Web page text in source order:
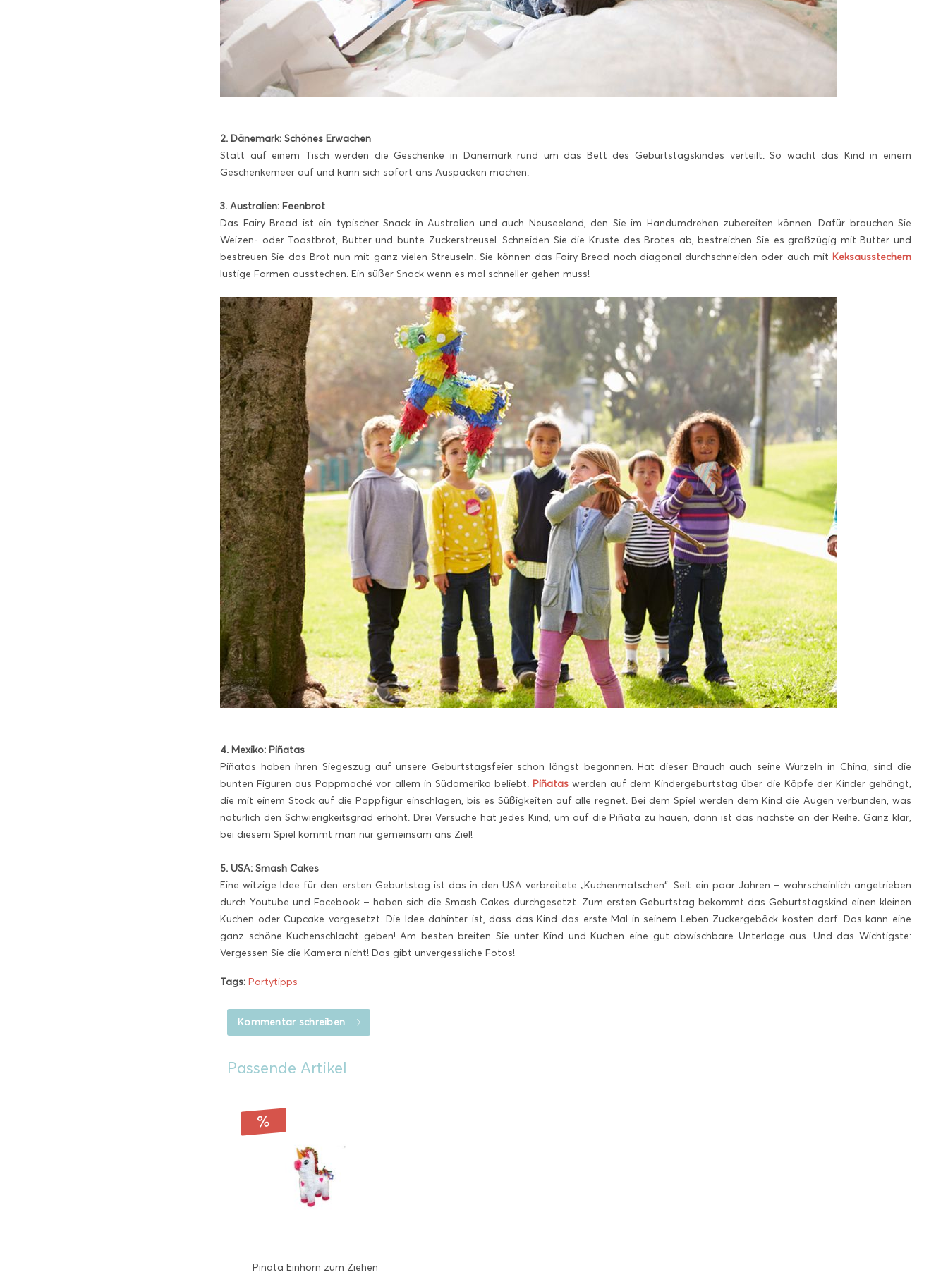
2. Dänemark: Schönes Erwachen
Statt auf einem Tisch werden die Geschenke in Dänemark rund um das Bett des Geburtstagskindes verteilt. So wacht das Kind in einem
Geschenkemeer auf und kann sich sofort ans Auspacken machen.
3. Australien: Feenbrot
Das Fairy Bread ist ein typischer Snack in Australien und auch Neuseeland, den Sie im Handumdrehen zubereiten können. Dafür brauchen Sie
Weizen- oder Toastbrot, Butter und bunte Zuckerstreusel. Schneiden Sie die Kruste des Brotes ab, bestreichen Sie es großzügig mit Butter und
bestreuen Sie das Brot nun mit ganz vielen Streuseln. Sie können das Fairy Bread noch diagonal durchschneiden oder auch mit Keksausstechern
lustige Formen ausstechen. Ein süßer Snack wenn es mal schneller gehen muss!
4. Mexiko: Piñatas
Piñatas haben ihren Siegeszug auf unsere Geburtstagsfeier schon längst begonnen. Hat dieser Brauch auch seine Wurzeln in China, sind die
bunten Figuren aus Pappmaché vor allem in Südamerika beliebt. Piñataswerden auf dem Kindergeburtstag über die Köpfe der Kinder gehängt,
die mit einem Stock auf die Pappfigur einschlagen, bis es Süßigkeiten auf alle regnet. Bei dem Spiel werden dem Kind die Augen verbunden, was
natürlich den Schwierigkeitsgrad erhöht. Drei Versuche hat jedes Kind, um auf die Piñata zu hauen, dann ist das nächste an der Reihe. Ganz klar,
bei diesem Spiel kommt man nur gemeinsam ans Ziel!
5. USA: Smash Cakes
Eine witzige Idee für den ersten Geburtstag ist das in den USA verbreitete „Kuchenmatschen“. Seit ein paar Jahren – wahrscheinlich angetrieben
durch Youtube und Facebook – haben sich die Smash Cakes durchgesetzt. Zum ersten Geburtstag bekommt das Geburtstagskind einen kleinen
Kuchen oder Cupcake vorgesetzt. Die Idee dahinter ist, dass das Kind das erste Mal in seinem Leben Zuckergebäck kosten darf. Das kann eine
ganz schöne Kuchenschlacht geben! Am besten breiten Sie unter Kind und Kuchen eine gut abwischbare Unterlage aus. Und das Wichtigste:
Vergessen Sie die Kamera nicht! Das gibt unvergessliche Fotos!
Tags: Partytipps
Kommentar schreiben
Passende Artikel
Pinata Einhorn zum Ziehen